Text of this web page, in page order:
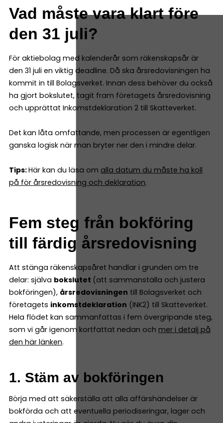
Vad måste vara klart före
den 31 juli?
För aktiebolag med kalenderår som räkenskapsår är
den 31 juli en viktig deadline. Då ska årsredovisningen ha
kommit in till Bolagsverket. Innan dess behöver du också
ha gjort bokslutet, tagit fram företagets årsredovisning
och upprättat Inkomstdeklaration 2 till Skatteverket.
Det kan låta omfattande, men processen är egentligen
ganska logisk när man bryter ner den i mindre delar.
Tips:Här kan du läsa om alla datum du måste ha koll
på för årsredovisning och deklaration.
Fem steg från bokföring
till färdig årsredovisning
Att stänga räkenskapsåret handlar i grunden om tre
delar: själva bokslutet (att sammanställa och justera
bokföringen), årsredovisningen till Bolagsverket och
företagets inkomstdeklaration (INK2) till Skatteverket.
Hela flödet kan sammanfattas i fem övergripande steg,
som vi går igenom kortfattat nedan och mer i detalj på
den här länken.
1. Stäm av bokföringen
Börja med att säkerställa att alla affärshändelser är
bokförda och att eventuella periodiseringar, lager och